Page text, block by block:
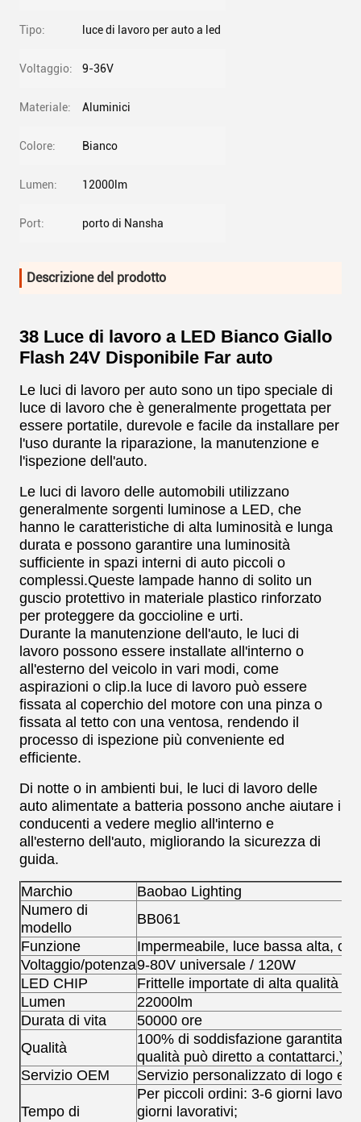
Tipo: luce di lavoro per auto a led
Voltaggio: 9-36V
Materiale: Aluminici
Colore: Bianco
Lumen: 12000lm
Port: porto di Nansha
Descrizione del prodotto
38 Luce di lavoro a LED Bianco Giallo
Flash 24V Disponibile Far auto
Le luci di lavoro per auto sono un tipo speciale di
luce di lavoro che è generalmente progettata per
essere portatile, durevole e facile da installare per
l'uso durante la riparazione, la manutenzione e
l'ispezione dell'auto.
Le luci di lavoro delle automobili utilizzano
generalmente sorgenti luminose a LED, che
hanno le caratteristiche di alta luminosità e lunga
durata e possono garantire una luminosità
sufficiente in spazi interni di auto piccoli o
complessi.Queste lampade hanno di solito un
guscio protettivo in materiale plastico rinforzato
per proteggere da goccioline e urti.
Durante la manutenzione dell'auto, le luci di
lavoro possono essere installate all'interno o
all'esterno del veicolo in vari modi, come
aspirazioni o clip.la luce di lavoro può essere
fissata al coperchio del motore con una pinza o
fissata al tetto con una ventosa, rendendo il
processo di ispezione più conveniente ed
efficiente.
Di notte o in ambienti bui, le luci di lavoro delle
auto alimentate a batteria possono anche aiutare i
conducenti a vedere meglio all'interno e
all'esterno dell'auto, migliorando la sicurezza di
guida.
Marchio
Baobao Lighting
Numero di
modello
BB061
Funzione
Impermeabile, luce bassa alta,
Voltaggio/potenza9-80V universale / 120W
LED CHIP
Frittelle importate di alta qualità
Lumen
22000lm
Durata di vita
50000 ore
Qualità
100% di soddisfazione garantita
qualità può diretto a contattarci.)
Servizio OEM
Servizio personalizzato di logo e
Tempo di
Per piccoli ordini: 3-6 giorni
giorni lavorativi;